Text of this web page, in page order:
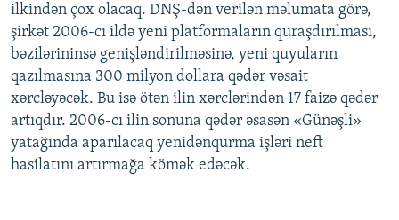
MULTIMEDIA
VIDEO
FOTOQALEREYA
İNFOQRAFIKA
KARIKATURA
RADIO ARXIV
OXU ZALI
AZƏRBAYCAN ƏDƏBIYYATI KITABXANASI
İSLAM VƏ DEMOKRATIYA
İZ - MƏDƏNIYYƏT PROQRAMI
HAQQIMIZDA
MISSIYAMIZ
PEŞƏ ETIKASI VƏ JURNALISTIKA STANDARTLARIMIZ
MATERIALLARIMIZDAN ISTIFADƏ
BIZI IZLƏ
ilkindən çox olacaq. DNŞ-dən verilən məlumata görə,
şirkət 2006-cı ildə yeni platformaların quraşdırılması,
bəzilərininsə genişləndirilməsinə, yeni quyuların
qazılmasına 300 milyon dollara qədər vəsait
xərcləyəcək. Bu isə ötən ilin xərclərindən 17 faizə qədər
artıqdır. 2006-cı ilin sonuna qədər əsasən «Günəşli»
yatağında aparılacaq yenidənqurma işləri neft
hasilatını artırmağa kömək edəcək.